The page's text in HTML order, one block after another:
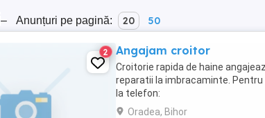
– Anunțuri pe pagină: 20 50
2 Angajam croitor
Croitorie rapida de haine
reparatii la imbracaminte.
la telefon:
Oradea, Bihor